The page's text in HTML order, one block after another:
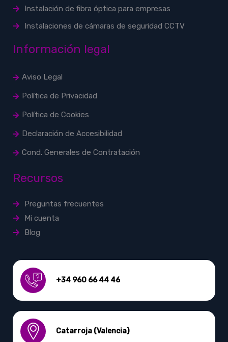
Instalación de fibra óptica para empresas
Instalaciones de cámaras de seguridad CCTV
Información legal
Aviso Legal
Política de Privacidad
Política de Cookies
Declaración de Accesibilidad
Cond. Generales de Contratación
Recursos
Preguntas frecuentes
Mi cuenta
Blog
+34 960 66 44 46
Catarroja (Valencia)